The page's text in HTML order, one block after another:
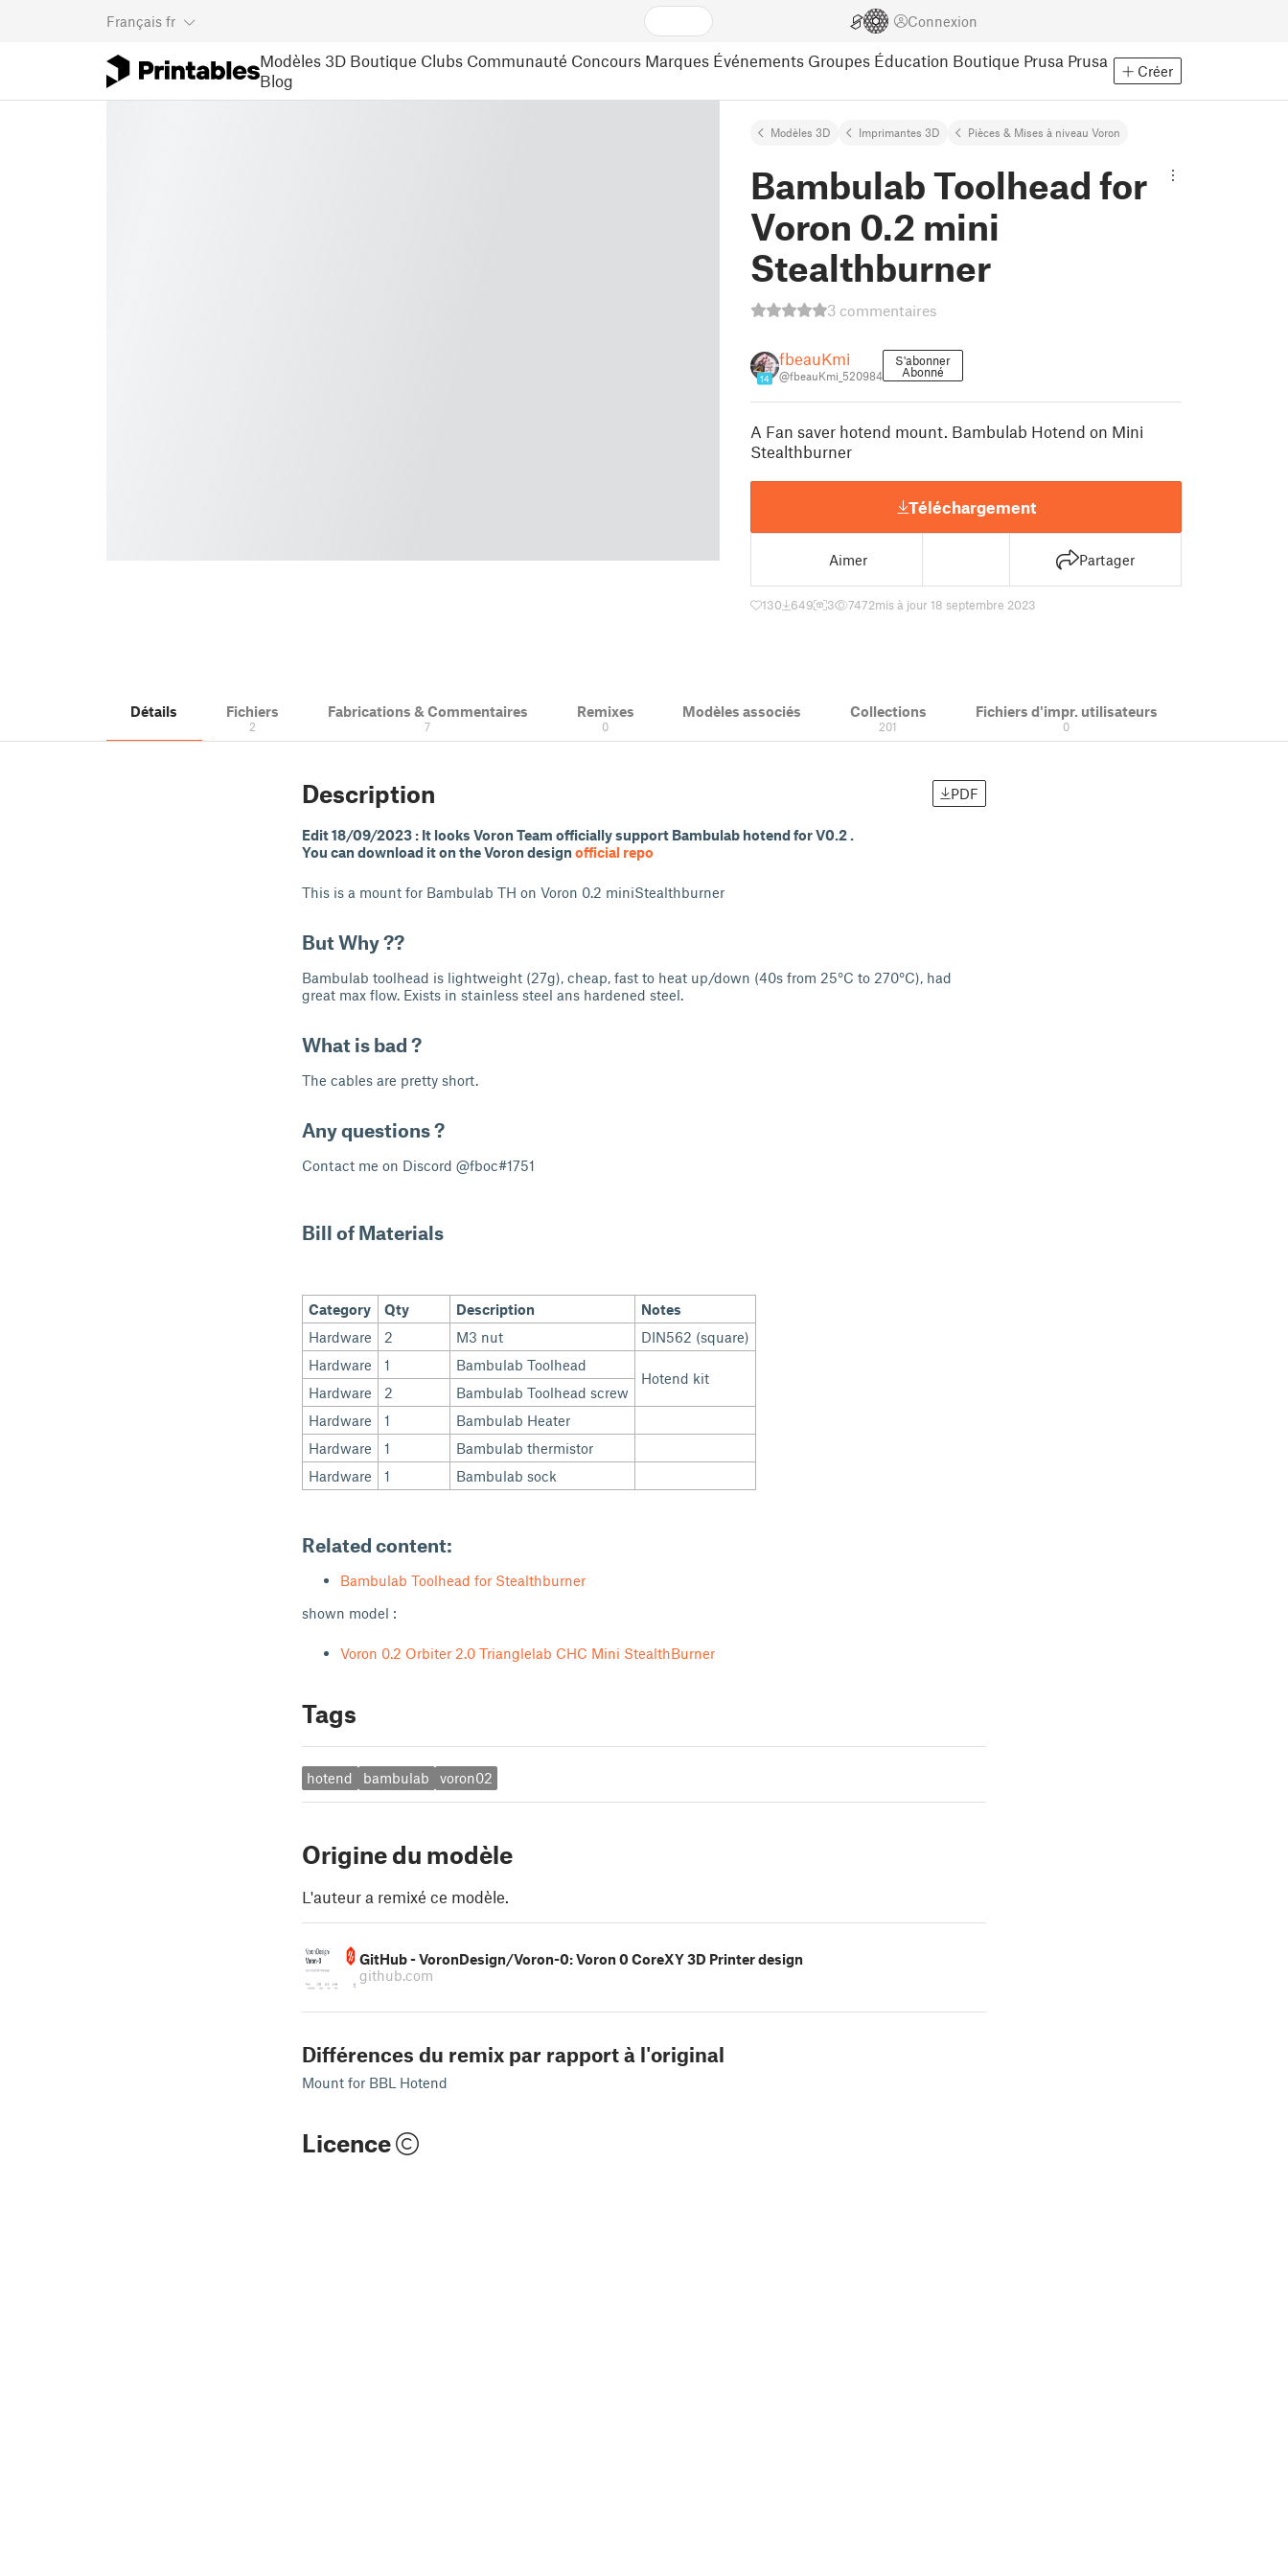
Français fr Connexion
Modèles 3D Boutique Clubs Communauté Concours Marques Événements Groupes Éducation Boutique Prusa Prusa
Blog
Créer
Modèles 3D Imprimantes 3D Pièces & Mises à niveau Voron
Bambulab Toolhead for
Voron 0.2 mini
Stealthburner
3 commentaires
14
fbeauKmi
@fbeauKmi_520984
S'abonner
Abonné
A Fan saver hotend mount. Bambulab Hotend on Mini
Stealthburner
Téléchargement
Aimer Partager
130 649 3 7472mis à jour 18 septembre 2023
Détails Fichiers
2
Fabrications & Commentaires
7
Remixes
0
Modèles associés Collections
201
Fichiers d'impr. utilisateurs
0
Description PDF
Edit 18/09/2023 : It looks Voron Team officially support Bambulab hotend for V0.2 .
You can download it on the Voron design official repo
This is a mount for Bambulab TH on Voron 0.2 miniStealthburner
But Why ??
Bambulab toolhead is lightweight (27g), cheap, fast to heat up/down (40s from 25°C to 270°C), had
great max flow. Exists in stainless steel ans hardened steel.
What is bad ?
The cables are pretty short.
Any questions ?
Contact me on Discord @fboc#1751
Bill of Materials
Category Qty Description
Notes
Hardware
2 M3 nut
DIN562 (square)
Hardware
1 Bambulab Toolhead
Hotend kit
Hardware
2
Bambulab Toolhead screw
Hardware
1
Bambulab Heater
Hardware
1
Bambulab thermistor
Hardware
1 Bambulab sock
Related content:
Bambulab Toolhead for Stealthburner
shown model :
Voron 0.2 Orbiter 2.0 Trianglelab CHC Mini StealthBurner
Tags
hotend bambulab voron02
Origine du modèle
L'auteur a remixé ce modèle.
GitHub - VoronDesign/Voron-0: Voron 0 CoreXY 3D Printer design
github.com
Différences du remix par rapport à l'original
Mount for BBL Hotend
Licence